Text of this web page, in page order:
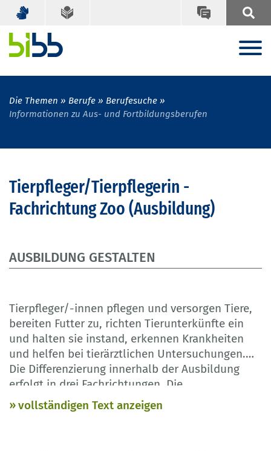
Die Themen Berufe
Berufesuche
Informationen zu Aus- und Fortbildungsberufen
Tierpfleger/Tierpflegerin -
Fachrichtung Zoo (Ausbildung)
AUSBILDUNG GESTALTEN
Tierpfleger/-innen pflegen und versorgen Tiere,
bereiten Futter zu, richten Tierunterkünfte ein
und halten sie instand, erkennen Krankheiten
und helfen bei tierärztlichen Untersuchungen.
Die Differenzierung innerhalb der Ausbildung
erfolgt in drei Fachrichtungen. Die
Umsetzungshilfe erläutert die Struktur des
Ausbildungsberufs, die Ausbildungsinhalte und
vollständigen Text anzeigen